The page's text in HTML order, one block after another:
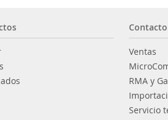
Contacto
Ventas
RMA y
Servicio